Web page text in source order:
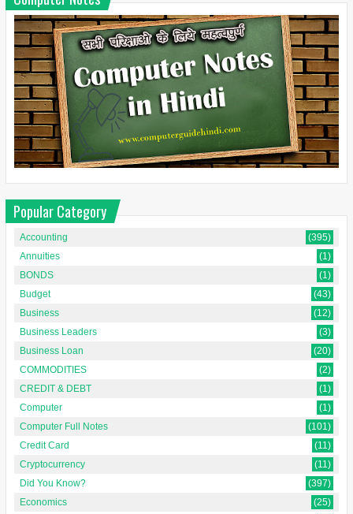
Popular Category
Accounting
(395)
Annuities
(1)
BONDS
(1)
Budget
(43)
Business
(12)
Business Leaders
(3)
Business Loan
(20)
COMMODITIES
(2)
CREDIT & DEBT
(1)
Computer
(1)
Computer Full Notes
(101)
Credit Card
(11)
Cryptocurrency
(11)
Did You Know?
(397)
Economics
(25)